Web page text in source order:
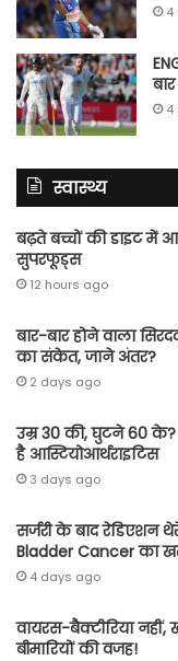
4
बार
4
स्वास्थ्य
बढ़ते बच्चों की डाइट में
सुपरफूड्स
12 hours ago
बार-बार होने वाला
का संकेत, जाने अंतर?
2 days ago
उम्र 30 की, घुटने 60
है आस्टियोआर्थराइटिस
3 days ago
सर्जरी के बाद रेडिएशन
Bladder Cancer का
4 days ago
वायरस-बैक्टीरिया
बीमारियों की वजह!